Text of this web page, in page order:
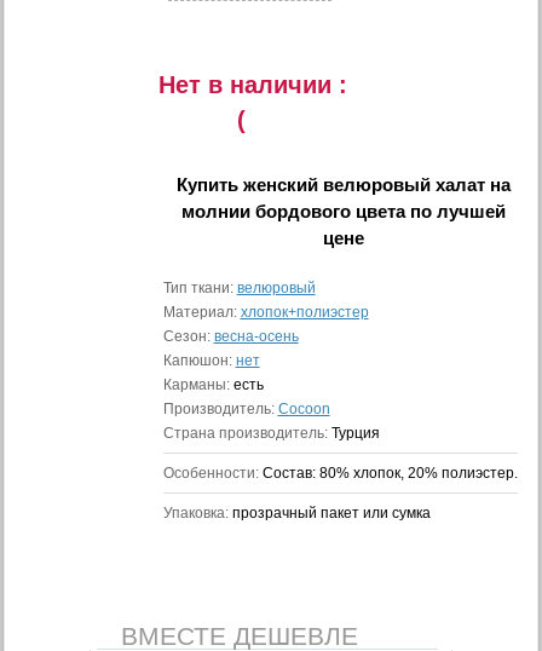
Нет в наличии :
(
Купить женский велюровый халат на
молнии бордового цветапо лучшей
цене
Тип ткани: велюровый
Материал: хлопок+полиэстер
Сезон: весна-осень
Капюшон: нет
Карманы: есть
Производитель: Cocoon
Страна производитель: Турция
Особенности: Состав: 80% хлопок, 20% полиэстер.
Упаковка: прозрачный пакет или сумка
ВМЕСТЕ ДЕШЕВЛЕ